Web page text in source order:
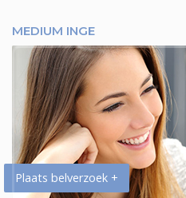
MEDIUM INGE
Plaats belverzoek +